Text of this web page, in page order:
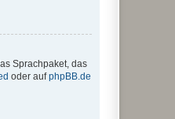
Sprachpaket, das
oder aufphpBB.de